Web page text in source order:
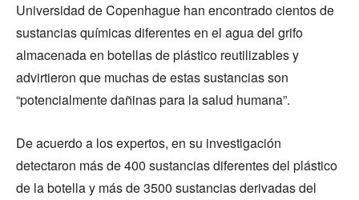
Universidad de Copenhague han encontrado cientos de
sustancias químicas diferentes en el agua del grifo
almacenada en botellas de plástico reutilizables y
advirtieron que muchas de estas sustancias son
“potencialmente dañinas para la salud humana”.
De acuerdo a los expertos, en su investigación
detectaron más de 400 sustancias diferentes del plástico
de la botella y más de 3500 sustancias derivadas del